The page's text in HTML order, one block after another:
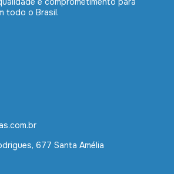
todo o Brasil.
677 Santa Amélia